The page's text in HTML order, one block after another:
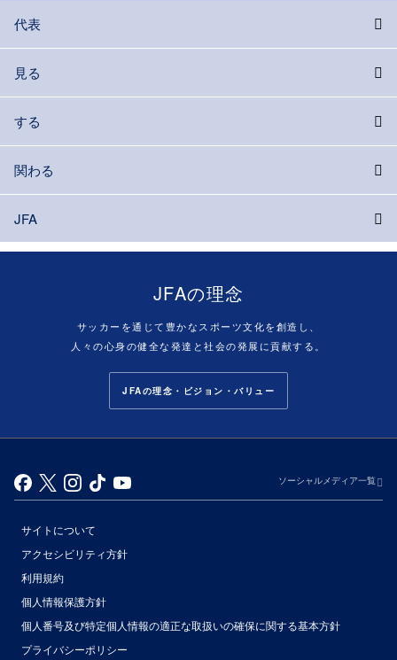
代表
見る
する
関わる
JFA
JFAの理念
サッカーを通じて豊かなスポーツ文化を創造し、
人々の心身の健全な発達と社会の発展に貢献する。
JFAの理念・ビジョン・バリュー
ソーシャルメディア一覧
サイトについて
アクセシビリティ方針
利用規約
個人情報保護方針
個人番号及び特定個人情報の適正な取扱いの確保に関する基本方針
プライバシーポリシー